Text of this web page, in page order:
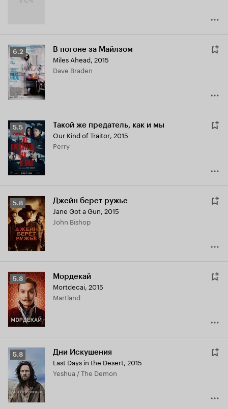
Рейтинг
Кинопоиска
6.2
6.2 В погоне за Майлзом
Miles Ahead, 2015
Dave Braden
Рейтинг
Кинопоиска
5.5
5.5 Такой же предатель, как и мы
Our Kind of Traitor, 2015
Perry
Рейтинг
Кинопоиска
5.8
5.8 Джейн берет ружье
Jane Got a Gun, 2015
John Bishop
Рейтинг
Кинопоиска
5.8
5.8 Мордекай
Mortdecai, 2015
Martland
Рейтинг
Кинопоиска
5.8
5.8 Дни Искушения
Last Days in the Desert, 2015
Yeshua / The Demon